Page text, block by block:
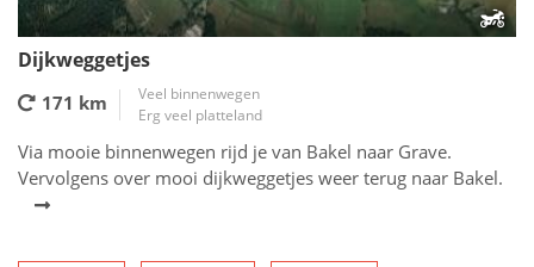
Dijkweggetjes
171 km
Veel binnenwegen
Erg veel platteland
Via mooie binnenwegen rijd je van Bakel naar Grave.
Vervolgens over mooi dijkweggetjes weer terug naar Bakel.